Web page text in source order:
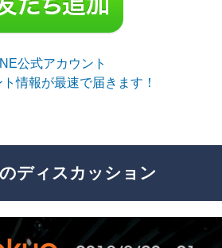
公式アカウント
情報が最速で届きます！
ディスカッション